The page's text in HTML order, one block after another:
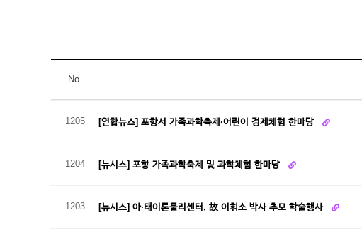
No.
1205 [연합뉴스] 포항서 가족과학축제·어린이 경제체험 한마당
1204 [뉴시스] 포항 가족과학축제 및 과학체험 한마당
1203 [뉴시스] 아·태이론물리센터, 故 이휘소 박사 추모 학술행사